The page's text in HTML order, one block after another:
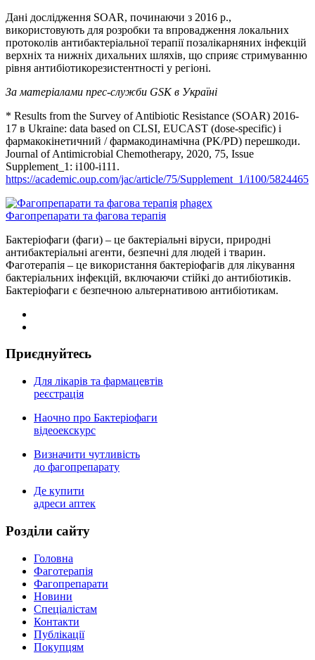
Дані дослідження SOAR, починаючи з 2016 р.,
використовують для розробки та впровадження локальних
протоколів антибактеріальної терапії позалікарняних інфекцій
верхніх та нижніх дихальних шляхів, що сприяє стримуванню
рівня антибіотикорезистентності у регіоні.
За матеріалами прес-служби GSK в Україні
* Results from the Survey of Antibiotic Resistance (SOAR) 2016-
17 в Ukraine: data based on CLSI, EUCAST (dose-specific) і
фармакокінетичний / фармакодинамічна (PK/PD) перешкоди.
Journal of Antimicrobial Chemotherapy, 2020, 75, Issue
Supplement_1: i100-i111.
https://academic.oup.com/jac/article/75/Supplement_1/i100/5824465
phagex
Фагопрепарати та фагова терапія
Бактеріофаги (фаги) – це бактеріальні віруси, природні
антибактеріальні агенти, безпечні для людей і тварин.
Фаготерапія – це використання бактеріофагів для лікування
бактеріальних інфекцій, включаючи стійкі до антибіотиків.
Бактеріофаги є безпечною альтернативою антибіотикам.
Приєднуйтесь
Для лікарів та фармацевтів
реєстрація
Наочно про Бактеріофаги
відеоекскурс
Визначити чутливість
до фагопрепарату
Де купити
адреси аптек
Роздiли сайту
Головна
Фаготерапія
Фагопрепарати
Новини
Спеціалістам
Контакти
Публікації
Покупцям